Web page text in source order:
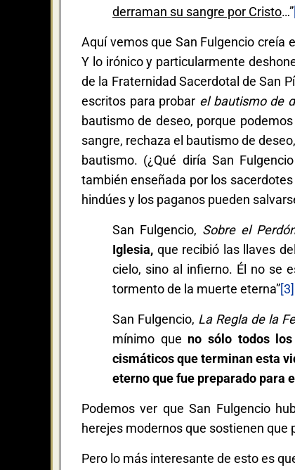
derraman su sangre por Cristo…”
Aquí vemos que San Fulgencio creía
Y lo irónico y particularmente
de la Fraternidad Sacerdotal de San
escritos para probar el bautismo de
bautismo de deseo, porque
sangre, rechaza el bautismo de
bautismo. (¿Qué diría San
también enseñada por los sacerdotes
hindúes y los paganos pueden
San Fulgencio, Sobre el
Iglesia,que recibió las llaves
cielo, sino al infierno. Él no se
tormento de la muerte eterna”[3]
San Fulgencio, La Regla de la
mínimo que no sólo todos
cismáticos que terminan esta
eternoque fue preparado para
Podemos ver que San Fulgencio
herejes modernos que sostienen que
Pero lo más interesante de esto es